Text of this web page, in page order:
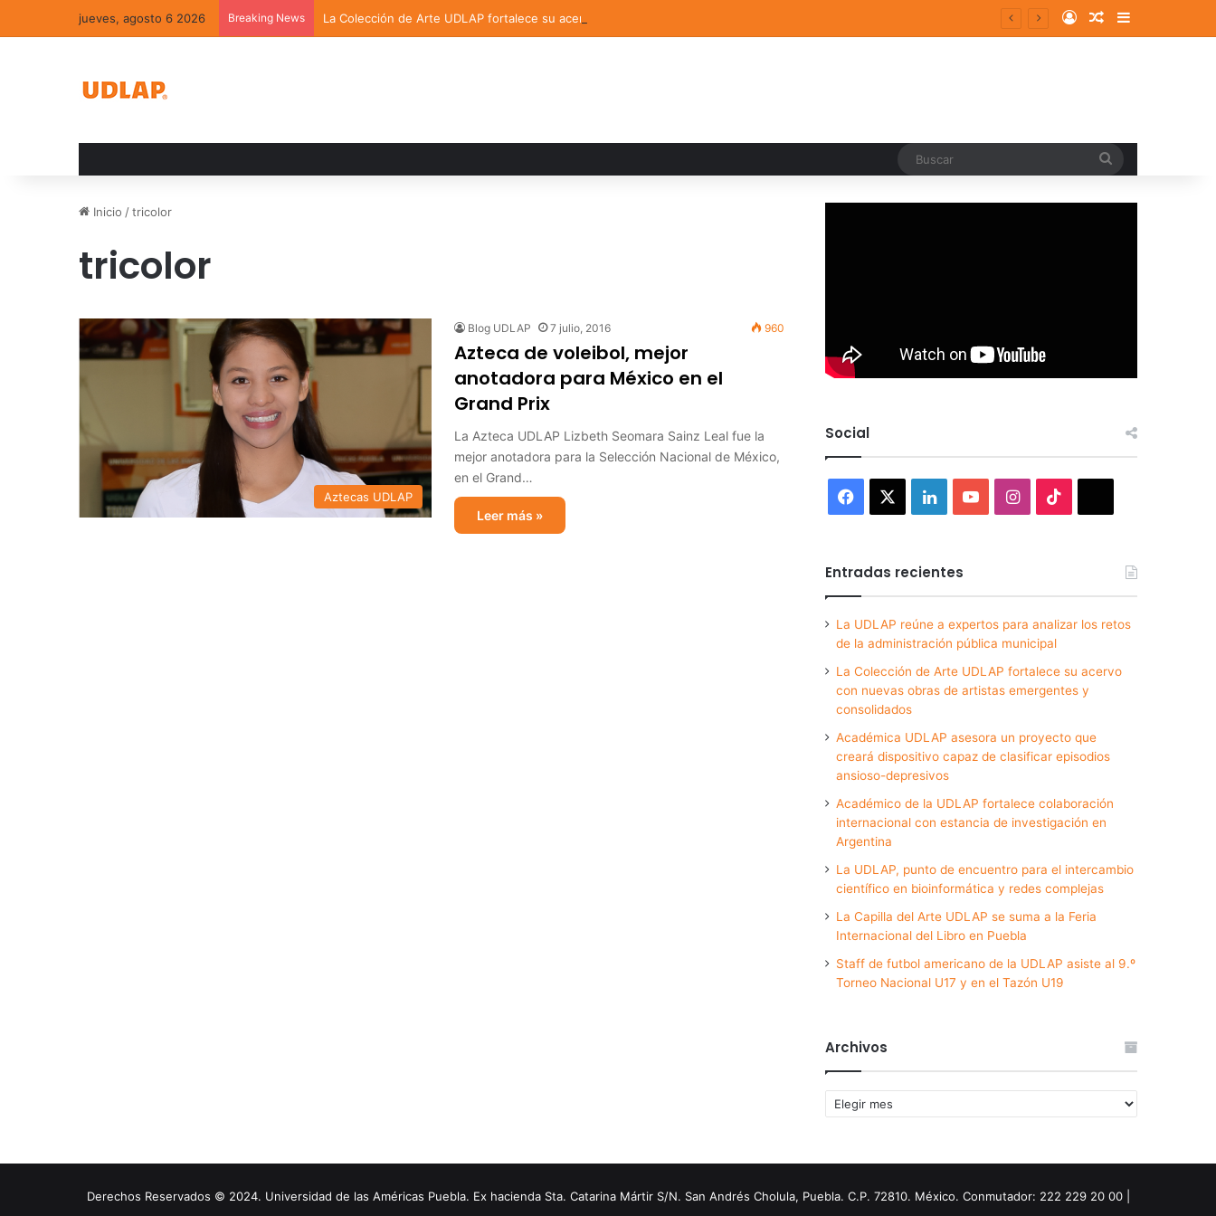
jueves, agosto 6 2026 Breaking News La Colección de Arte UDLAP fortalece su acervo con nuevas obras de artistas emergentes y consolidados Log InRandom Article
Sidebar
Inicio /tricolor
tricolor
Aztecas UDLAP
Blog UDLAP 7 julio, 2016 960
Azteca de voleibol, mejor
anotadora para México en el
Grand Prix
La Azteca UDLAP Lizbeth Seomara Sainz Leal fue la
mejor anotadora para la Selección Nacional de México,
en el Grand…
Leer más »
Social
Facebook LinkedInYouTubeInstagram
Entradas recientes
La UDLAP reúne a expertos para analizar los retos
de la administración pública municipal
La Colección de Arte UDLAP fortalece su acervo
con nuevas obras de artistas emergentes y
consolidados
Académica UDLAP asesora un proyecto que
creará dispositivo capaz de clasificar episodios
ansioso-depresivos
Académico de la UDLAP fortalece colaboración
internacional con estancia de investigación en
Argentina
La UDLAP, punto de encuentro para el intercambio
científico en bioinformática y redes complejas
La Capilla del Arte UDLAP se suma a la Feria
Internacional del Libro en Puebla
Staff de futbol americano de la UDLAP asiste al 9.º
Torneo Nacional U17 y en el Tazón U19
Archivos
Archivos
Derechos Reservados © 2024. Universidad de las Américas Puebla. Ex hacienda Sta. Catarina Mártir S/N. San Andrés Cholula, Puebla. C.P. 72810. México. Conmutador: 222 229 20 00 |